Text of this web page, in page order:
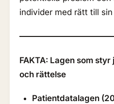
individer med rätt till
FAKTA: Lagen som
och rättelse
Patientdatalagen